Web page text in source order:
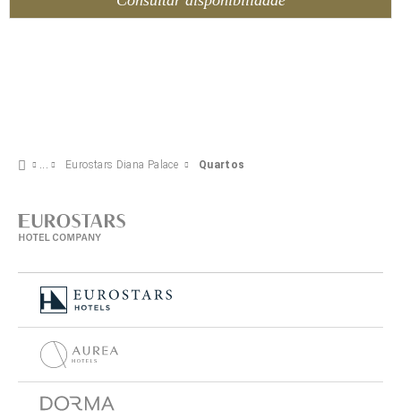
Eurostars Diana Palace Quartos